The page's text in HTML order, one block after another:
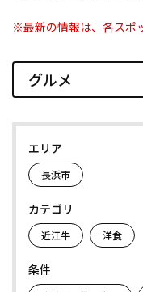
※最新の情報は、各スポ
グルメ
エリア
長浜市
カテゴリ
近江牛 洋食
条件